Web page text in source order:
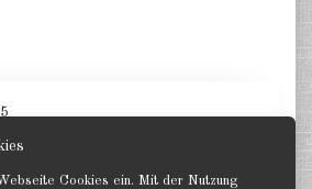
Cookies ein. Mit der Nutzung